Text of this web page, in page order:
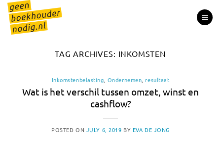
Skip
content
TAG ARCHIVES: INKOMSTEN
Inkomstenbelasting Ondernemen ,resultaat
Wat is het verschil tussen omzet, winst en
cashflow?
POSTED ON JULY 6, 2019 BY EVA DE JONG